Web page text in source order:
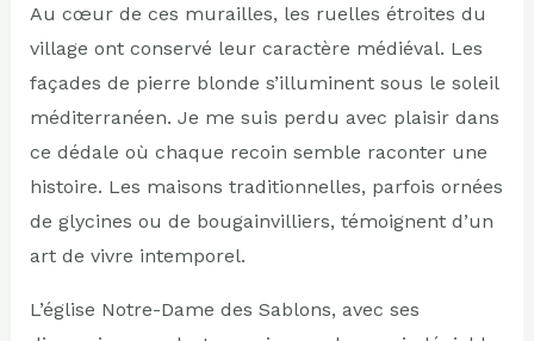
Au cœur de ces murailles, les ruelles étroites du
village ont conservé leur caractère médiéval. Les
façades de pierre blonde s’illuminent sous le soleil
méditerranéen. Je me suis perdu avec plaisir dans
ce dédale où chaque recoin semble raconter une
histoire. Les maisons traditionnelles, parfois ornées
de glycines ou de bougainvilliers, témoignent d’un
art de vivre intemporel.
L’église Notre-Dame des Sablons, avec ses